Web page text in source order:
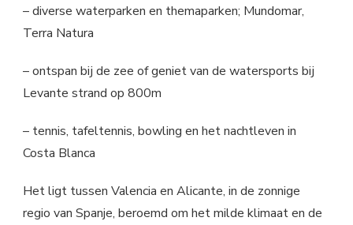
– diverse waterparken en themaparken; Mundomar,
Terra Natura
– ontspan bij de zee of geniet van de watersports bij
Levante strand op 800m
– tennis, tafeltennis, bowling en het nachtleven in
Costa Blanca
Het ligt tussen Valencia en Alicante, in de zonnige
regio van Spanje, beroemd om het milde klimaat en de